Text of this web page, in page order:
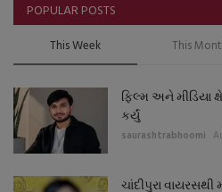
POPULAR POSTS
This Week This
ફિલ્મ અને મીડિયા
કર્યું
saurashtrabhoomi
ચાંદીપુરા વાયરસથી